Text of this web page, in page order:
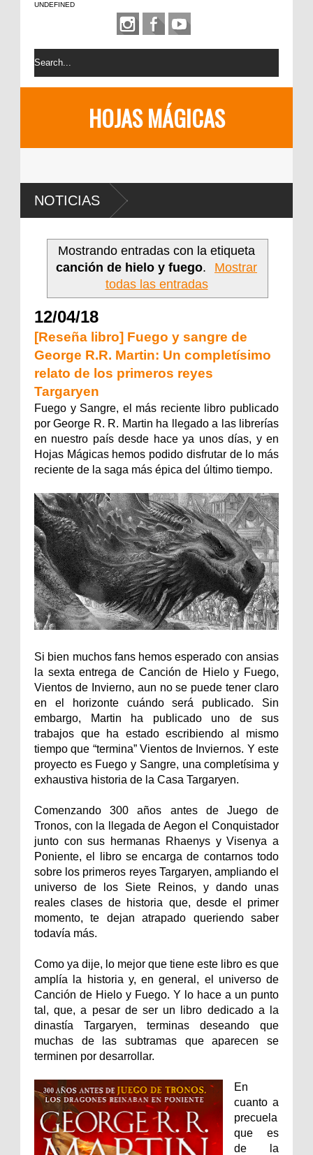
UNDEFINED
HOJAS MÁGICAS
NOTICIAS
Mostrando entradas con la etiqueta
canción de hielo y fuego.
Mostrar
todas las entradas
12/04/18
[Reseña libro] Fuego y sangre de
George R.R. Martin: Un completísimo
relato de los primeros reyes
Targaryen
Fuego y Sangre, el más reciente libro publicado
por George R. R. Martin ha llegado a las librerías
en nuestro país desde hace ya unos días, y en
Hojas Mágicas hemos podido disfrutar de lo más
reciente de la saga más épica del último tiempo.
Si bien muchos fans hemos esperado con ansias
la sexta entrega de Canción de Hielo y Fuego,
Vientos de Invierno, aun no se puede tener claro
en el horizonte cuándo será publicado. Sin
embargo, Martin ha publicado uno de sus
trabajos que ha estado escribiendo al mismo
tiempo que “termina” Vientos de Inviernos. Y este
proyecto es Fuego y Sangre, una completísima y
exhaustiva historia de la Casa Targaryen.
Comenzando 300 años antes de Juego de
Tronos, con la llegada de Aegon el Conquistador
junto con sus hermanas Rhaenys y Visenya a
Poniente, el libro se encarga de contarnos todo
sobre los primeros reyes Targaryen, ampliando el
universo de los Siete Reinos, y dando unas
reales clases de historia que, desde el primer
momento, te dejan atrapado queriendo saber
todavía más.
Como ya dije, lo mejor que tiene este libro es que
amplía la historia y, en general, el universo de
Canción de Hielo y Fuego. Y lo hace a un punto
tal, que, a pesar de ser un libro dedicado a la
dinastía Targaryen, terminas deseando que
muchas de las subtramas que aparecen se
terminen por desarrollar.
En
cuanto a
precuela
que es
de la